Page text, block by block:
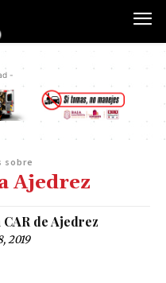
-
sobre
Ajedrez
de Ajedrez
2019